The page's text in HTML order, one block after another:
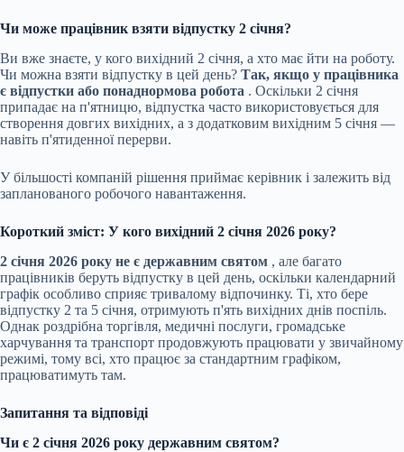
Чи може працівник взяти відпустку 2 січня?
Ви вже знаєте, у кого вихідний 2 січня, а хто має йти на роботу.
Чи можна взяти відпустку в цей день? Так, якщо у працівника
є відпустки або понаднормова робота . Оскільки 2 січня
припадає на п'ятницю, відпустка часто використовується для
створення довгих вихідних, а з додатковим вихідним 5 січня —
навіть п'ятиденної перерви.
У більшості компаній рішення приймає керівник і залежить від
запланованого робочого навантаження.
Короткий зміст: У кого вихідний 2 січня 2026 року?
2 січня 2026 року не є державним святом , але багато
працівників беруть відпустку в цей день, оскільки календарний
графік особливо сприяє тривалому відпочинку. Ті, хто бере
відпустку 2 та 5 січня, отримують п'ять вихідних днів поспіль.
Однак роздрібна торгівля, медичні послуги, громадське
харчування та транспорт продовжують працювати у звичайному
режимі, тому всі, хто працює за стандартним графіком,
працюватимуть там.
Запитання та відповіді
Чи є 2 січня 2026 року державним святом?